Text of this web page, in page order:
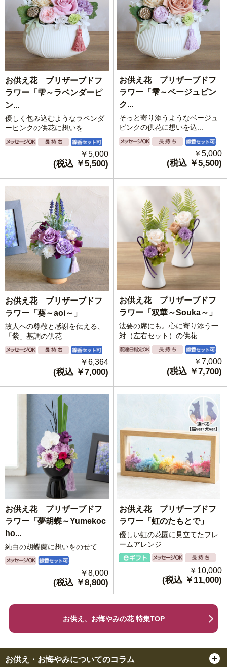
お供え花 プリザーブドフ
ラワー「雫～ラベンダーピ
ン...
優しく包み込むようなラベンダ
ーピンクの供花に想いを...
￥5,000
(税込 ￥5,500)
お供え花 プリザーブドフ
ラワー「雫～ベージュピン
ク...
そっと寄り添うようなベージュ
ピンクの供花に想いを込...
￥5,000
(税込 ￥5,500)
お供え花 プリザーブドフ
ラワー「葵～aoi～」
故人への尊敬と感謝を伝える、
「紫」基調の供花
￥6,364
(税込 ￥7,000)
お供え花 プリザーブドフ
ラワー「双華～Souka～」
法要の席にも。心に寄り添う一
対（左右セット）の供花
￥7,000
(税込 ￥7,700)
お供え花 プリザーブドフ
ラワー「夢胡蝶～Yumekoc
ho...
純白の胡蝶蘭に想いをのせて
￥8,000
(税込 ￥8,800)
お供え花 プリザーブドフ
ラワー「虹のたもとで」
優しい虹の花園に見立てたフレ
ームアレンジ
￥10,000
(税込 ￥11,000)
お供え、お悔やみの花 特集TOP
お供え・お悔やみについてのコラム